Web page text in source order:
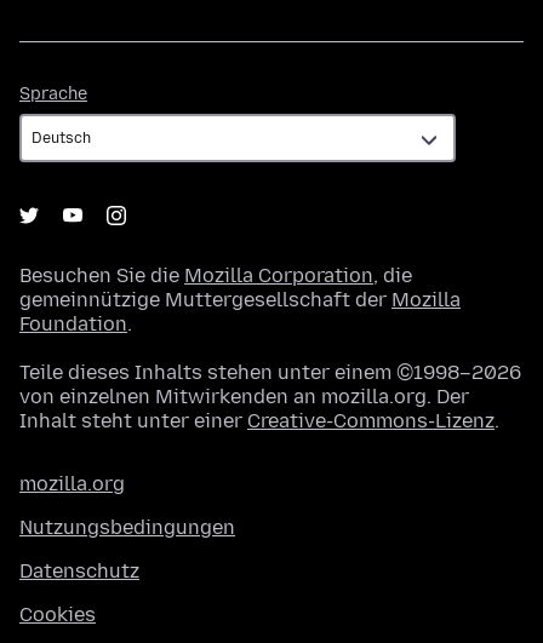
Sprache
Besuchen Sie die Mozilla Corporation, die
gemeinnützige Muttergesellschaft der Mozilla
Foundation.
Teile dieses Inhalts stehen unter einem ©1998–2026
von einzelnen Mitwirkenden an mozilla.org. Der
Inhalt steht unter einer Creative-Commons-Lizenz.
mozilla.org
Nutzungsbedingungen
Datenschutz
Cookies